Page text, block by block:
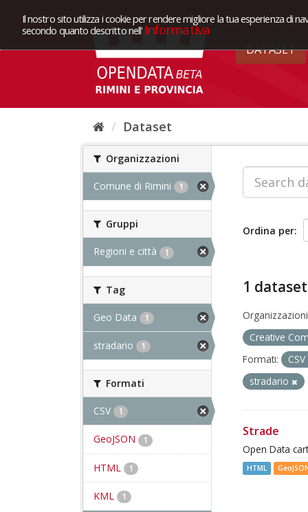
Il nostro sito utilizza i cookie per rendere migliore la tua esperienza di
secondo quanto descritto nell' Informativa
DATASET
Dataset
Organizzazioni
Comune di Rimini 1
Gruppi
Regioni e città 1
Tag
Geo Data 1
stradario 1
Formati
CSV 1
GeoJSON 1
HTML 1
KML 1
Ordina per
1
Creative
Formati:
CSV
stradario
Strade
Open Data
HTML